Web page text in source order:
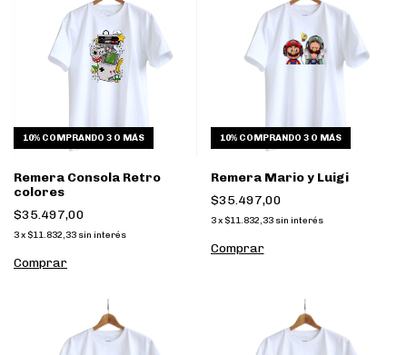
10% COMPRANDO 3 O MÁS
Remera Consola Retro
colores
$35.497,00
3x $11.832,33 sin interés
Comprar
10% COMPRANDO 3 O MÁS
Remera Mario y Luigi
$35.497,00
3 x $11.832,33 sin interés
Comprar